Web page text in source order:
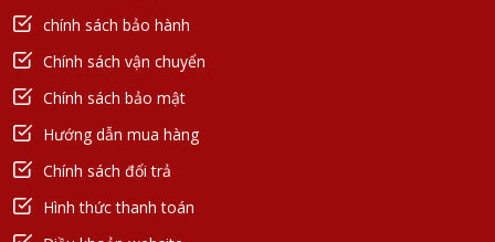
chính sách bảo hành
Chính sách vận chuyển
Chính sách bảo mật
Hướng dẫn mua hàng
Chính sách đổi trả
Hình thức thanh toán